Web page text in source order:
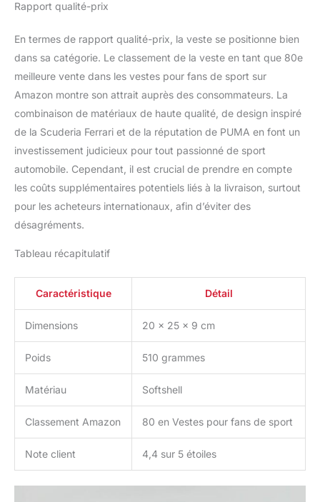
Rapport qualité-prix
En termes de rapport qualité-prix, la veste se positionne bien
dans sa catégorie. Le classement de la veste en tant que 80e
meilleure vente dans les vestes pour fans de sport sur
Amazon montre son attrait auprès des consommateurs. La
combinaison de matériaux de haute qualité, de design inspiré
de la Scuderia Ferrari et de la réputation de PUMA en font un
investissement judicieux pour tout passionné de sport
automobile. Cependant, il est crucial de prendre en compte
les coûts supplémentaires potentiels liés à la livraison, surtout
pour les acheteurs internationaux, afin d’éviter des
désagréments.
Tableau récapitulatif
Caractéristique Détail
Dimensions 20 x 25 x 9 cm
Poids 510 grammes
Matériau Softshell
Classement Amazon 80 en Vestes pour fans de sport
Note client 4,4 sur 5 étoiles